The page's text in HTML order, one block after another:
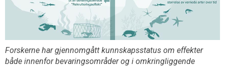
Forskerne har gjennomgått kunnskapsstatus om effekter
både innenfor bevaringsområder og i omkringliggende